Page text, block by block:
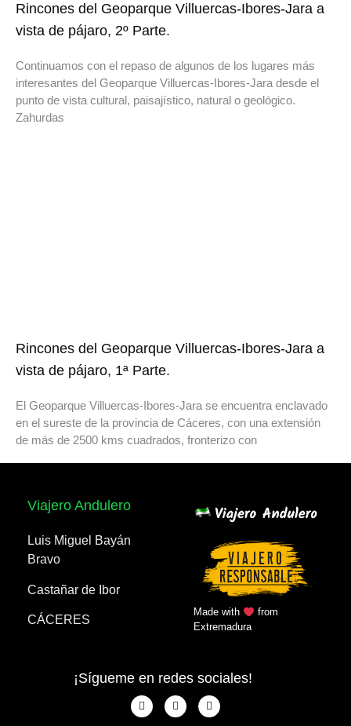
Rincones del Geoparque Villuercas-Ibores-Jara a
vista de pájaro, 2º Parte.
Continuamos con el repaso de algunos de los lugares más
interesantes del Geoparque Villuercas-Ibores-Jara desde el
punto de vista cultural, paisajístico, natural o geológico.
Zahurdas
Rincones del Geoparque Villuercas-Ibores-Jara a
vista de pájaro, 1ª Parte.
El Geoparque Villuercas-Ibores-Jara se encuentra enclavado
en el sureste de la provincia de Cáceres, con una extensión
de más de 2500 kms cuadrados, fronterizo con
Viajero Andulero
Luis Miguel Bayán
Bravo
Castañar de Ibor
CÁCERES
Made with
from
Extremadura
¡Sígueme en redes sociales!